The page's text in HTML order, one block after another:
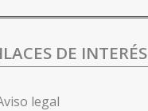
DE INTERÉS
legal